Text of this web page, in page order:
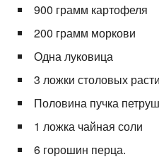
900 грамм картофеля
200 грамм моркови
Одна луковица
3 ложки столовых
Половина пучка
1 ложка чайная соли
6 горошин перца.